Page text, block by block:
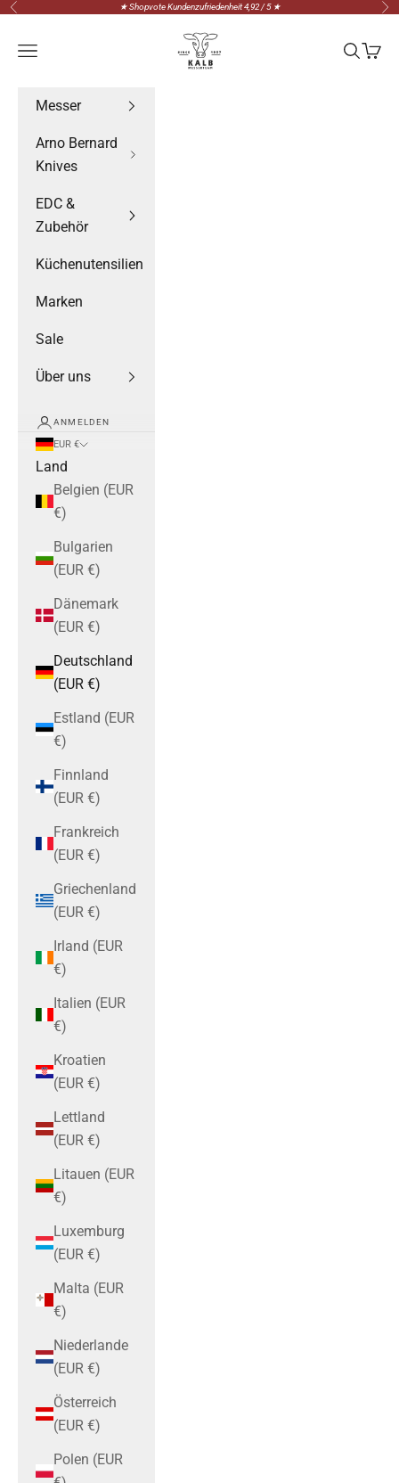
Zum Inhalt springen
Zurück ★ Shopvote Kundenzufriedenheit 4,92 / 5 ★ Vor
Messerteam Kalb
Menü Suchen
Messer
Arno Bernard
Knives
EDC &
Zubehör
Küchenutensilien
Marken
Sale
Über uns
ANMELDEN
EUR €
Land
Belgien (EUR
€)
Bulgarien
(EUR €)
Dänemark
(EUR €)
Deutschland
(EUR €)
Estland (EUR
€)
Finnland
(EUR €)
Frankreich
(EUR €)
Griechenland
(EUR €)
Irland (EUR
€)
Italien (EUR
€)
Kroatien
(EUR €)
Lettland
(EUR €)
Litauen (EUR
€)
Luxemburg
(EUR €)
Malta (EUR
€)
Niederlande
(EUR €)
Österreich
(EUR €)
Polen (EUR